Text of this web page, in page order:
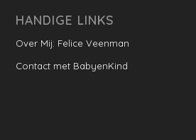
HANDIGE LINKS
Over Mij: Felice Veenman
Contact met BabyenKind